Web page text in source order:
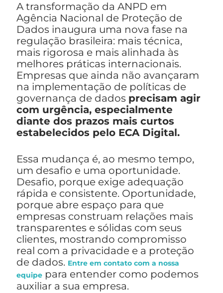
A transformação da ANPD em
Agência Nacional de Proteção de
Dados inaugura uma nova fase na
regulação brasileira: mais técnica,
mais rigorosa e mais alinhada às
melhores práticas internacionais.
Empresas que ainda não avançaram
na implementação de políticas de
governança de dados precisam agir
com urgência, especialmente
diante dos prazos mais curtos
estabelecidos pelo ECA Digital.
Essa mudança é, ao mesmo tempo,
um desafio e uma oportunidade.
Desafio, porque exige adequação
rápida e consistente. Oportunidade,
porque abre espaço para que
empresas construam relações mais
transparentes e sólidas com seus
clientes, mostrando compromisso
real com a privacidade e a proteção
de dados. Entre em contato com a nossa
equipe para entender como podemos
auxiliar a sua empresa.